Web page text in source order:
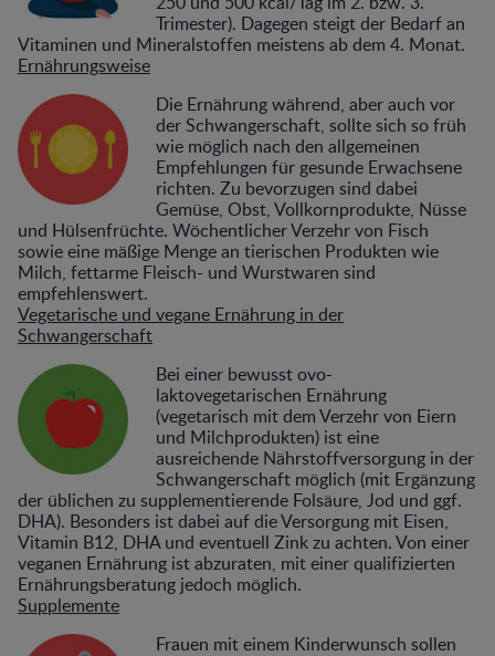
Trimester). Dagegen steigt der Bedarf an
Vitaminen und Mineralstoffen meistens ab dem 4. Monat.
Ernährungsweise
Die Ernährung während, aber auch vor
der Schwangerschaft, sollte sich so früh
wie möglich nach den allgemeinen
Empfehlungen für gesunde Erwachsene
richten. Zu bevorzugen sind dabei
Gemüse, Obst, Vollkornprodukte, Nüsse
und Hülsenfrüchte. Wöchentlicher Verzehr von Fisch
sowie eine mäßige Menge an tierischen Produkten wie
Milch, fettarme Fleisch- und Wurstwaren sind
empfehlenswert.
Vegetarische und vegane Ernährung in der
Schwangerschaft
Bei einer bewusst ovo-
laktovegetarischen Ernährung
(vegetarisch mit dem Verzehr von Eiern
und Milchprodukten) ist eine
ausreichende Nährstoffversorgung in der
Schwangerschaft möglich (mit Ergänzung
der üblichen zu supplementierende Folsäure, Jod und ggf.
DHA). Besonders ist dabei auf die Versorgung mit Eisen,
Vitamin B12, DHA und eventuell Zink zu achten. Von einer
veganen Ernährung ist abzuraten, mit einer qualifizierten
Ernährungsberatung jedoch möglich.
Supplemente
Frauen mit einem Kinderwunsch sollen